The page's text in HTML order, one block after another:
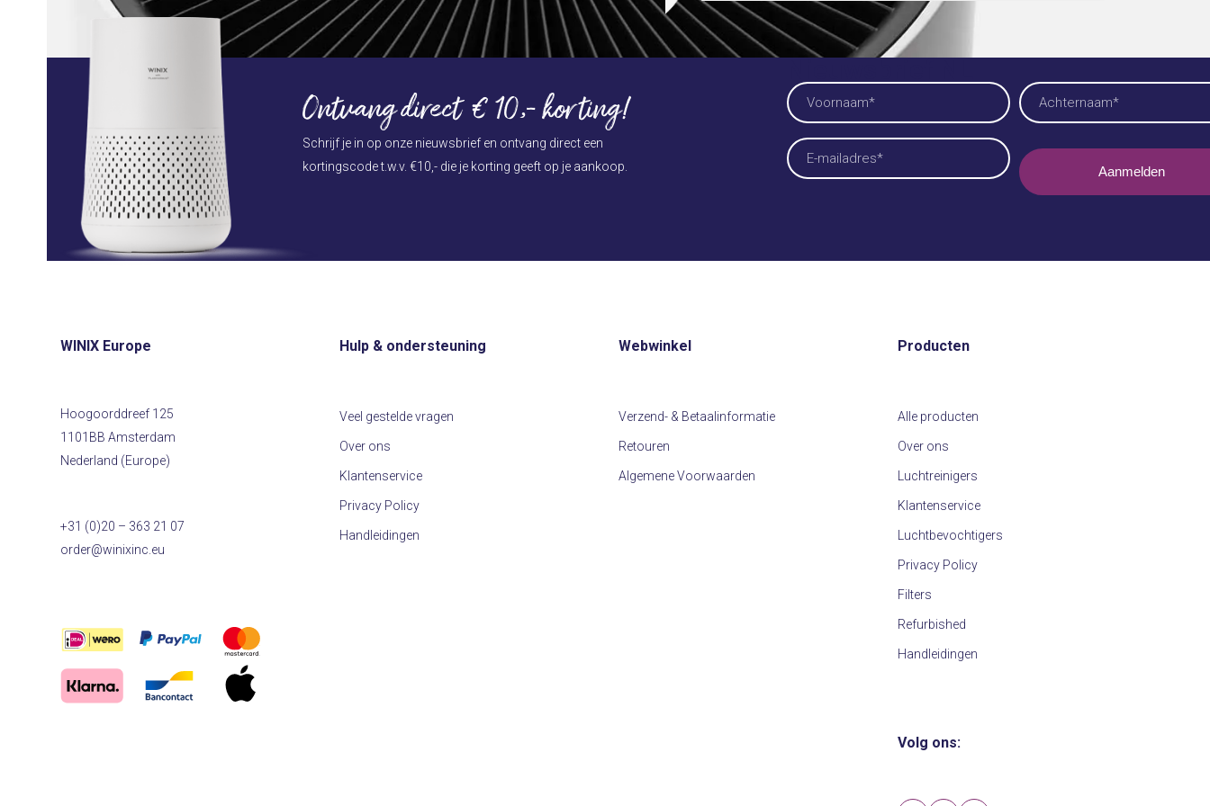
Press
Ontvang direct € 10,- korting!
Schrijf je in op onze nieuwsbrief en ontvang direct een
kortingscode t.w.v. €10,- die je korting geeft op je aankoop.
Naam
(Vereist)
Voornaam
E-
mailadres
WINIX Europe
Hoogoorddreef 125
1101BB Amsterdam
Nederland (Europe)
+31 (0)20 – 363 21 07
order@winixinc.eu
Hulp & ondersteuning
Veel gestelde vragen
Over ons
Klantenservice
Privacy Policy
Handleidingen
Webwinkel
Verzend- & Betaalinformatie
Retouren
Algemene Voorwaarden
Producten
Alle producten
Over ons
Luchtreinigers
Klantenservice
Luchtbevochtigers
Privacy Policy
Filters
Refurbished
Handleidingen
Volg ons: